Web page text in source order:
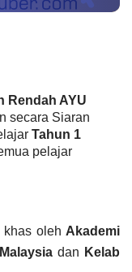
Rendah AYU
secara Siaran
Tahun 1
pelajar
khas oleh Akademi
dan Kelab